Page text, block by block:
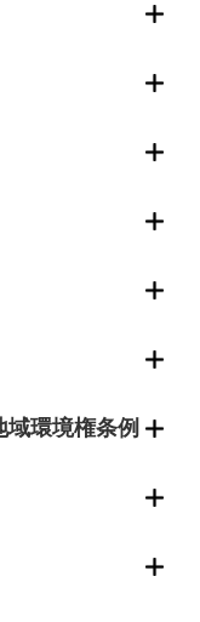
環境権条例